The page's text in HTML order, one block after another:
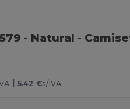
- Natural -
| 5.42 €s/IVA